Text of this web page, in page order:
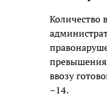
Количество
ввозу
–14.